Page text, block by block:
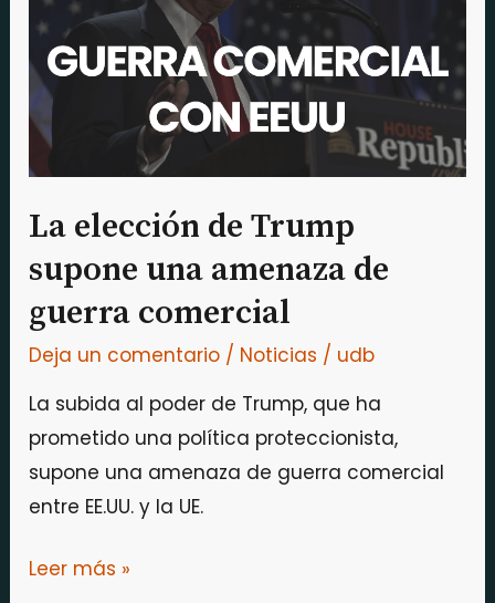
La elección de Trump
supone una amenaza de
guerra comercial
Deja un comentario / Noticias / udb
La subida al poder de Trump, que ha
prometido una política proteccionista,
supone una amenaza de guerra comercial
entre EE.UU. y la UE.
supone
una
amenaza
de
guerra
comercial
Leer más »